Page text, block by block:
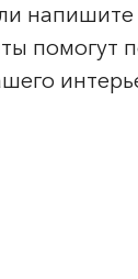
напишите
помогут